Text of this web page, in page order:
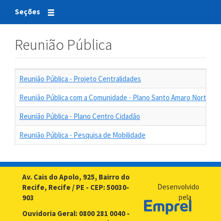
Seções
Reunião Pública
Reunião Pública - Projeto Centralidades
Reunião Pública com a Comunidade - Plano Santo Amaro Norte
Reunião Pública - Plano Centro Cidadão
Reunião Pública - Pesquisa de Mobilidade
Av. Cais do Apolo, 925, Bairro do
Recife, Recife / PE - CEP: 50030-
903
Ouvidoria Geral: 0800 281 0040 -
Desenvolvido
pela